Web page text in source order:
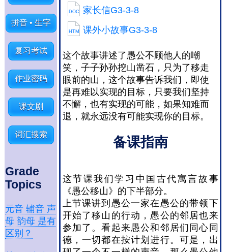
拼音 • 生字
复习考试
作业密码
课文剧
词汇搜索
Grade
Topics
元音 辅音 声
母 韵母 是有
区别？
DOC 家长信G3-3-8
HTM 课外小故事G3-3-8
这个故事讲述了愚公不顾他人的嘲
笑，子子孙孙挖山凿石，只为了移走
眼前的山，这个故事告诉我们，即使
是再难以实现的目标，只要我们坚持
不懈，也有实现的可能，如果知难而
退，就永远没有可能实现你的目标。
备课指南
这节课我们学习中国古代寓言故事
《愚公移山》的下半部分。
上节课讲到愚公一家在愚公的带领下
开始了移山的行动，愚公的邻居也来
参加了。看起来愚公和邻居们同心同
德，一切都在按计划进行。可是，出